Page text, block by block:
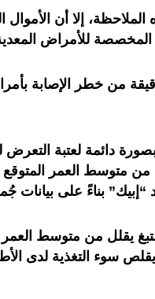
إلا أن الأموال
المخصصة للأمراض
من خطر الإصابة
دائمة لعتبة
بناءً على بيانات جُمعت
سوء التغذية لدى